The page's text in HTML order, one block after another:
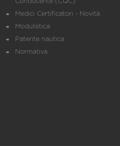
Medici Certificatori - Novità
Modulistica
Patente nautica
Normativa